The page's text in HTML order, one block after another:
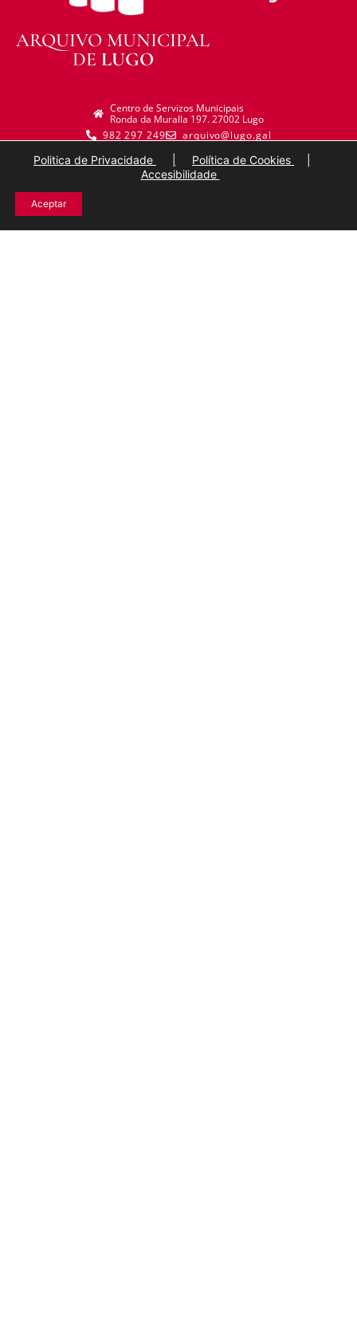
ARQUIVO MUNICIPAL
DE LUGO
Centro de Servizos Municipais
Ronda da Muralla 197. 27002 Lugo
982 297 249
arquivo@lugo.gal
Politica de Privacidade
Política de Cookies
Accesibilidade
Aceptar